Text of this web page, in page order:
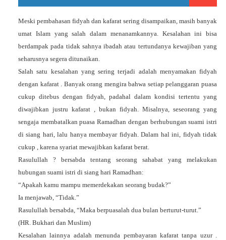
Meski pembahasan fidyah dan kafarat sering disampaikan, masih banyak
umat Islam yang salah dalam menanamkannya. Kesalahan ini bisa
berdampak pada tidak sahnya ibadah atau tertundanya kewajiban yang
seharusnya segera ditunaikan.
Salah satu kesalahan yang sering terjadi adalah menyamakan fidyah
dengan kafarat. Banyak orang mengira bahwa setiap pelanggaran puasa
cukup ditebus dengan fidyah, padahal dalam kondisi tertentu yang
diwajibkan justru kafarat , bukan fidyah. Misalnya, seseorang yang
sengaja membatalkan puasa Ramadhan dengan berhubungan suami istri
di siang hari, lalu hanya membayar fidyah. Dalam hal ini, fidyah tidak
cukup , karena syariat mewajibkan kafarat berat.
Rasulullah ? bersabda tentang seorang sahabat yang melakukan
hubungan suami istri di siang hari Ramadhan:
“Apakah kamu mampu memerdekakan seorang budak?”
Ia menjawab, “Tidak.”
Rasulullah bersabda, “Maka berpuasalah dua bulan berturut-turut.”
(HR. Bukhari dan Muslim)
Kesalahan lainnya adalahmenunda pembayaran kafarat tanpa uzur.